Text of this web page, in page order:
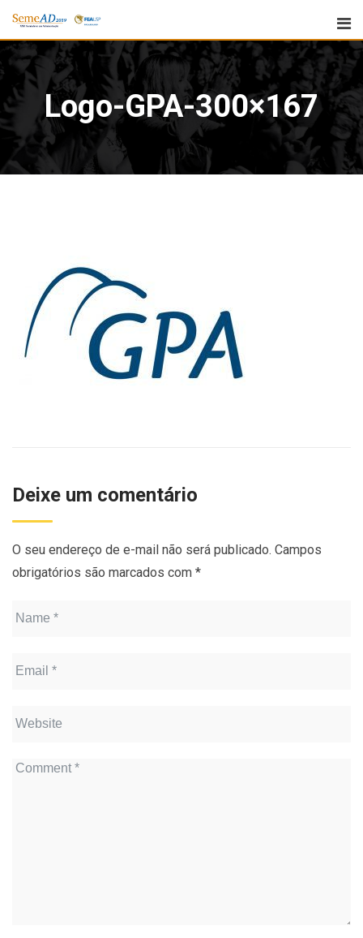
Logo-GPA-300×167
Deixe um comentário
O seu endereço de e-mail não será publicado. Campos
obrigatórios são marcados com *